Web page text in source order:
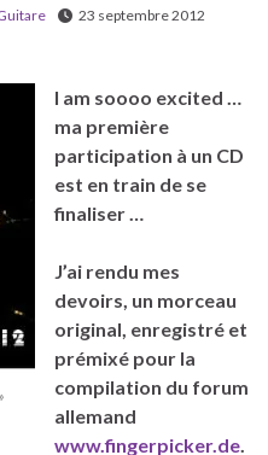
23 septembre 2012
I am soooo excited …
ma première
participation à un CD
est en train de se
finaliser …
J’ai rendu mes
devoirs, un morceau
original, enregistré et
prémixé pour la
compilation du forum
allemand
www.fingerpicker.de